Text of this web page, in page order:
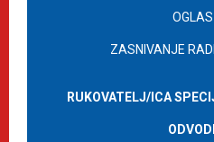
ZASNIVANJE
RUKOVATELJ/ICA